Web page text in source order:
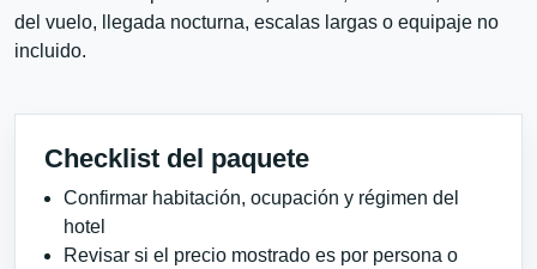
del vuelo, llegada nocturna, escalas largas o equipaje no
incluido.
Checklist del paquete
Confirmar habitación, ocupación y régimen del
hotel
Revisar si el precio mostrado es por persona o